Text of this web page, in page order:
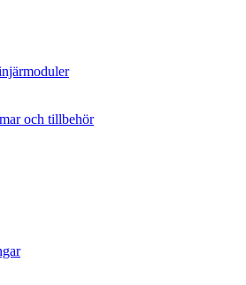
och tillbehör